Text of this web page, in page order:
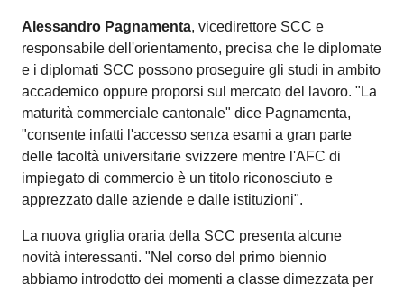
Alessandro Pagnamenta, vicedirettore SCC e
responsabile dell'orientamento, precisa che le diplomate
e i diplomati SCC possono proseguire gli studi in ambito
accademico oppure proporsi sul mercato del lavoro. "La
maturità commerciale cantonale" dice Pagnamenta,
"consente infatti l'accesso senza esami a gran parte
delle facoltà universitarie svizzere mentre l'AFC di
impiegato di commercio è un titolo riconosciuto e
apprezzato dalle aziende e dalle istituzioni".
La nuova griglia oraria della SCC presenta alcune
novità interessanti. "Nel corso del primo biennio
abbiamo introdotto dei momenti a classe dimezzata per